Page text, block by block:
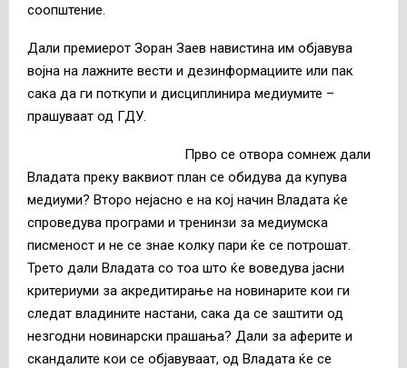
соопштение.
Дали премиерот Зоран Заев навистина им објавува
војна на лажните вести и дезинформациите или пак
сака да ги поткупи и дисциплинира медиумите –
прашуваат од ГДУ.
Прво се отвора сомнеж дали
Владата преку ваквиот план се обидува да купува
медиуми? Второ нејасно е на кој начин Владата ќе
спроведува програми и тренинзи за медиумска
писменост и не се знае колку пари ќе се потрошат.
Трето дали Владата со тоа што ќе воведува јасни
критериуми за акредитирање на новинарите кои ги
следат владините настани, сака да се заштити од
незгодни новинарски прашања? Дали за аферите и
скандалите кои се објавуваат, од Владата ќе се